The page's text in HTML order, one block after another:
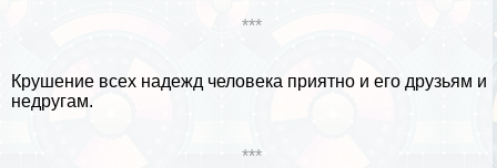
***
Крушение всех надежд человека приятно и его друзьям и
недругам.
***